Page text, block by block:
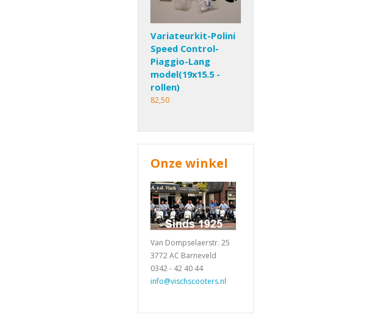
Variateurkit-Polini
Speed Control-
Piaggio-Lang
model(19x15.5 -
rollen)
82,50
Onze winkel
Van Dompselaerstr. 25
3772 AC Barneveld
0342 - 42 40 44
info@vischscooters.nl